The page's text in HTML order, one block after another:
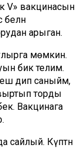
V» вакцинасын
арыган.
мөмкин.
бик телим.
дип саныйм,
торды
Вакцинага
сайлый. Күптән